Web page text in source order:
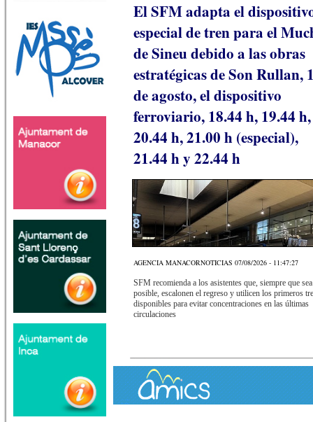
El SFM adapta el
especial de tren para el
de Sineu debido a las obras
estratégicas de Son Rullan,
de agosto, el dispositivo
ferroviario, 18.44 h, 19.44 h,
20.44 h, 21.00 h (especial),
21.44 h y 22.44 h
AGENCIA MANACORNOTICIAS 07/08/2026 - 11:47:27
SFM recomienda a los asistentes que, siempre que sea
posible, escalonen el regreso y utilicen los primeros
disponibles para evitar concentraciones en las últimas
circulaciones